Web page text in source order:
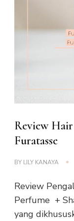
Review
Furatasse
BY LILY KANAYA
Review
Perfume +
yang